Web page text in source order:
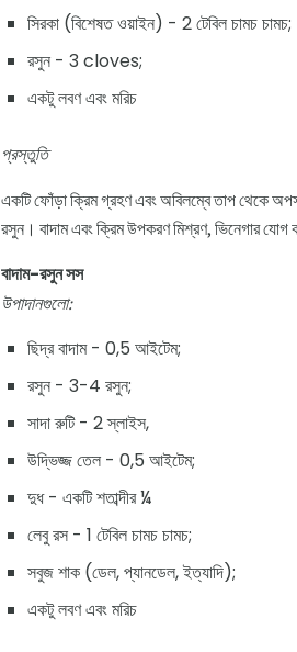
সিরকা (বিশেষত ওয়াইন) - 2 টেবিল চামচ চামচ;
রসুন - 3 cloves;
একটু লবণ এবং মরিচ
প্রস্তুতি
একটি ফোঁড়া ক্রিম গ্রহণ এবং অবিলম্বে তাপ থেকে
রসুন। বাদাম এবং ক্রিম উপকরণ মিশ্রণ, ভিনেগার
বাদাম-রসুন সস
উপাদানগুলো:
ছিদ্র বাদাম - 0,5 আইটেম;
রসুন - 3-4 রসুন;
সাদা রুটি - 2 স্লাইস,
উদ্ভিজ্জ তেল - 0,5 আইটেম;
দুধ - একটি শতাব্দীর ¼
লেবু রস - 1 টেবিল চামচ চামচ;
সবুজ শাক (ডেল, প্যানডেল, ইত্যাদি);
একটু লবণ এবং মরিচ